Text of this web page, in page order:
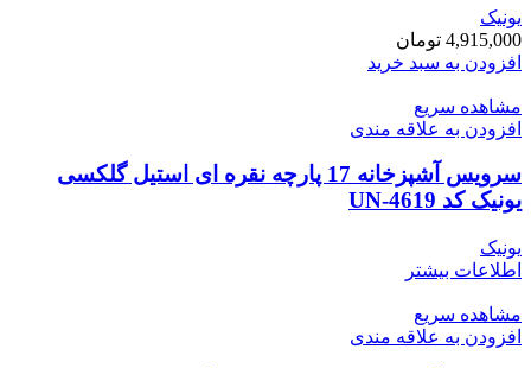
یونیک
4,915,000 تومان
افزودن به سبد خرید
مشاهده سریع
افزودن به علاقه مندی
سرویس آشپزخانه 17 پارچه نقره ای استیل گلکسی
یونیک کد UN-4619
یونیک
اطلاعات بیشتر
مشاهده سریع
افزودن به علاقه مندی